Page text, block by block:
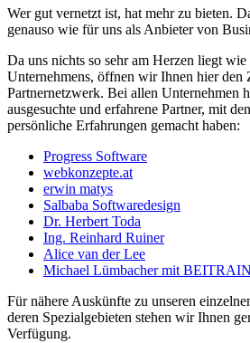
Wer gut vernetzt ist, hat mehr zu bieten.
genauso wie für uns als Anbieter von
Da uns nichts so sehr am Herzen liegt
Unternehmens, öffnen wir Ihnen hier den
Partnernetzwerk. Bei allen Unternehmen
ausgesuchte und erfahrene Partner, mit
persönliche Erfahrungen gemacht haben:
Progress Software
webkonzepte.at
erwin matys
Salbaba Softwaredesign
Dr. Herbert Toda
Ing. Reinhard Ruiner
Alice van der Lee
Michael Lümbacher mit
Für nähere Auskünfte zu unseren
deren Spezialgebieten stehen wir Ihnen
Verfügung.